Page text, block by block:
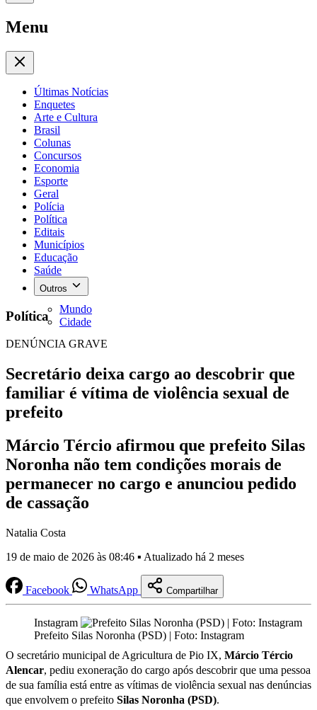
Menu
Últimas Notícias
Enquetes
Arte e Cultura
Brasil
Colunas
Concursos
Economia
Esporte
Geral
Polícia
Política
Editais
Municípios
Educação
Saúde
Outros
Mundo
Cidade
Política
DENÚNCIA GRAVE
Secretário deixa cargo ao descobrir que
familiar é vítima de violência sexual de
prefeito
Márcio Tércio afirmou que prefeito Silas
Noronha não tem condições morais de
permanecer no cargo e anunciou pedido
de cassação
Natalia Costa
19 de maio de 2026 às 08:46 ▪ Atualizado há 2 meses
Facebook WhatsApp Compartilhar
Instagram
Prefeito Silas Noronha (PSD) | Foto: Instagram
O secretário municipal de Agricultura de Pio IX, Márcio Tércio
Alencar, pediu exoneração do cargo após descobrir que uma pessoa
de sua família está entre as vítimas de violência sexual nas denúncias
que envolvem o prefeito Silas Noronha (PSD).